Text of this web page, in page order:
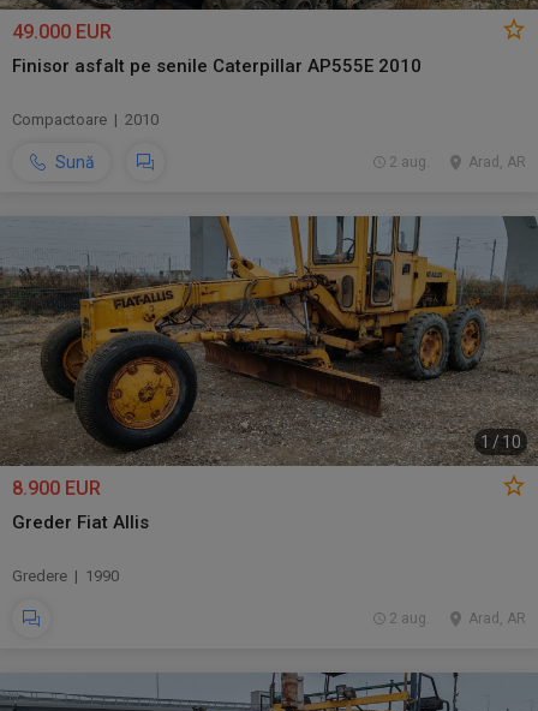
49.000 EUR
Finisor asfalt pe senile Caterpillar AP555E 2010
Compactoare | 2010
Sună Arad, AR
2 aug.
1 /10
8.900 EUR
Greder Fiat Allis
Gredere | 1990
Arad, AR
2 aug.